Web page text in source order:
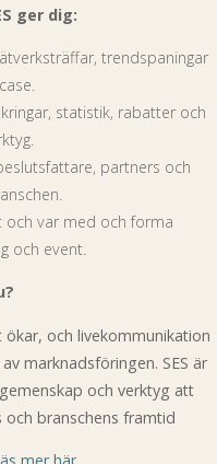
ger dig:
trendspaningar
statistik, rabatter och
partners och
var med och forma
och event.
och livekommunikation
marknadsföringen. SES är
och verktyg att
branschens framtid